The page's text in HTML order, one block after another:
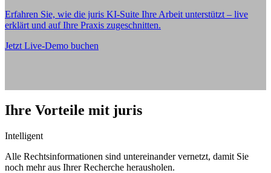
Erfahren Sie, wie die juris KI-Suite Ihre Arbeit unterstützt – live
erklärt und auf Ihre Praxis zugeschnitten.
Jetzt Live-Demo buchen
Ihre Vorteile mit juris
Intelligent
Alle Rechtsinformationen sind untereinander vernetzt, damit Sie
noch mehr aus Ihrer Recherche herausholen.